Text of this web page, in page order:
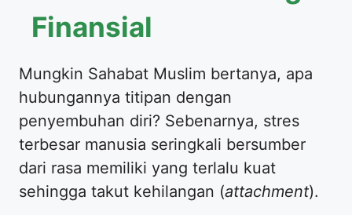
Finansial
​Mungkin Sahabat Muslim bertanya, apa
hubungannya titipan dengan
penyembuhan diri? Sebenarnya, stres
terbesar manusia seringkali bersumber
dari rasa memiliki yang terlalu kuat
sehingga takut kehilangan (attachment).